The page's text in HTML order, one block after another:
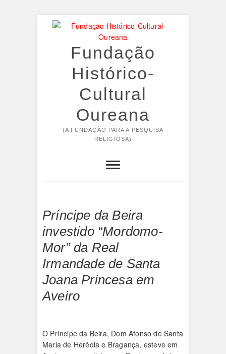
Fundação
Histórico-
Cultural
Oureana
(A FUNDAÇÃO PARA A PESQUISA
RELIGIOSA)
Príncipe da Beira
investido “Mordomo-
Mor” da Real
Irmandade de Santa
Joana Princesa em
Aveiro
O Príncipe da Beira, Dom Afonso de Santa
Maria de Herédia e Bragança, esteve em